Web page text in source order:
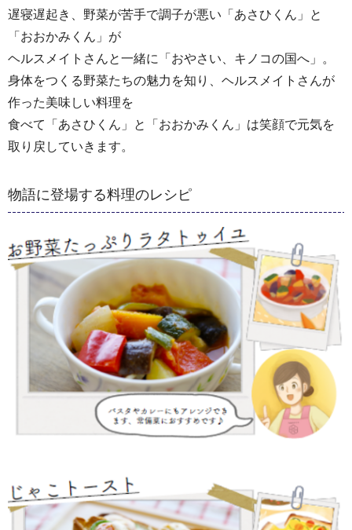
遅寝遅起き、野菜が苦手で調子が悪い「あさひくん」と
「おおかみくん」が
ヘルスメイトさんと一緒に「おやさい、キノコの国へ」。
身体をつくる野菜たちの魅力を知り、ヘルスメイトさんが
作った美味しい料理を
食べて「あさひくん」と「おおかみくん」は笑顔で元気を
取り戻していきます。
物語に登場する料理のレシピ